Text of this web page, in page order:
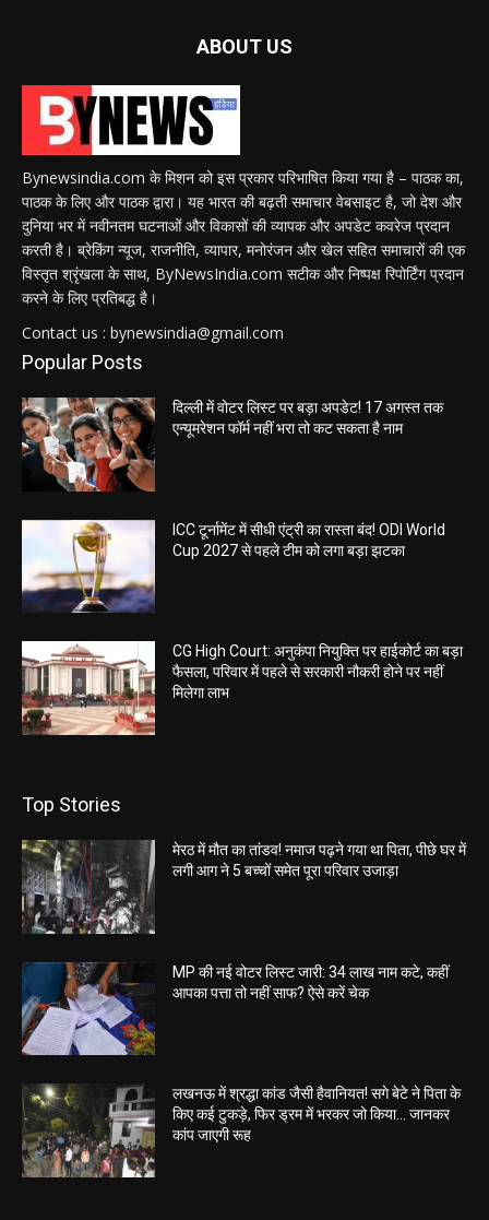
ABOUT US
Bynewsindia.com के मिशन को इस प्रकार परिभाषित किया गया है – पाठक का,
पाठक के लिए और पाठक द्वारा। यह भारत की बढ़ती समाचार वेबसाइट है, जो देश और
दुनिया भर में नवीनतम घटनाओं और विकासों की व्यापक और अपडेट कवरेज प्रदान
करती है। ब्रेकिंग न्यूज, राजनीति, व्यापार, मनोरंजन और खेल सहित समाचारों की एक
विस्तृत श्रृंखला के साथ, ByNewsIndia.com सटीक और निष्पक्ष रिपोर्टिंग प्रदान
करने के लिए प्रतिबद्ध है।
Contact us : bynewsindia@gmail.com
Popular Posts
दिल्ली में वोटर लिस्ट पर बड़ा अपडेट! 17 अगस्त तक
एन्यूमरेशन फॉर्म नहीं भरा तो कट सकता है नाम
ICC टूर्नामेंट में सीधी एंट्री का रास्ता बंद! ODI World
Cup 2027 से पहले टीम को लगा बड़ा झटका
CG High Court: अनुकंपा नियुक्ति पर हाईकोर्ट का बड़ा
फैसला, परिवार में पहले से सरकारी नौकरी होने पर नहीं
मिलेगा लाभ
Top Stories
मेरठ में मौत का तांडव! नमाज पढ़ने गया था पिता, पीछे घर में
लगी आग ने 5 बच्चों समेत पूरा परिवार उजाड़ा
MP की नई वोटर लिस्ट जारी: 34 लाख नाम कटे, कहीं
आपका पत्ता तो नहीं साफ? ऐसे करें चेक
लखनऊ में श्रद्धा कांड जैसी हैवानियत! सगे बेटे ने पिता के
किए कई टुकड़े, फिर ड्रम में भरकर जो किया… जानकर
कांप जाएगी रूह